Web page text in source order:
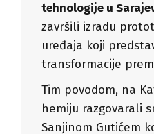
tehnologije u
završili izradu
uređaja koji
transformacije
Tim povodom, na
hemiju razgovarali
Sanjinom Gutićem